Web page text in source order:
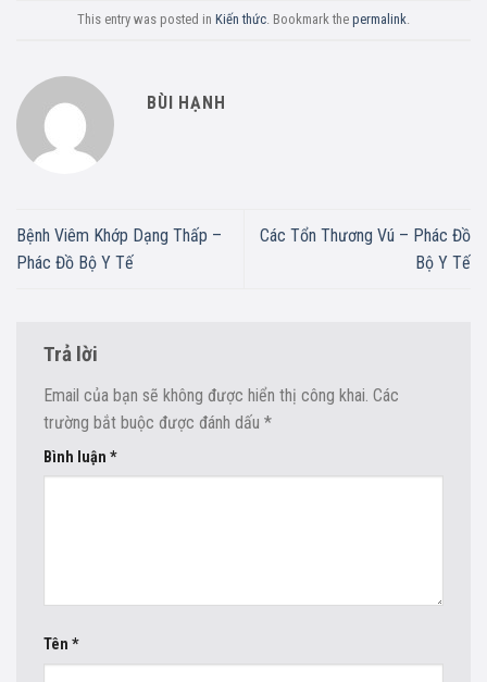
This entry was posted in Kiến thức . Bookmark the permalink
BÙI HẠNH
Bệnh Viêm Khớp Dạng Thấp –
Phác Đồ Bộ Y Tế
Các Tổn Thương Vú – Phác Đồ
Bộ Y Tế
Trả lời
Email của bạn sẽ không được hiển thị công khai. Các
trường bắt buộc được đánh dấu *
Bình luận *
Tên *